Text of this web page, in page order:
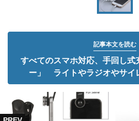
記事本文を読む
すべてのスマホ対応、手回し式
ー」 ライトやラジオやサイ